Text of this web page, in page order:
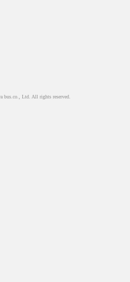
bus.co., Ltd. All rights reserved.